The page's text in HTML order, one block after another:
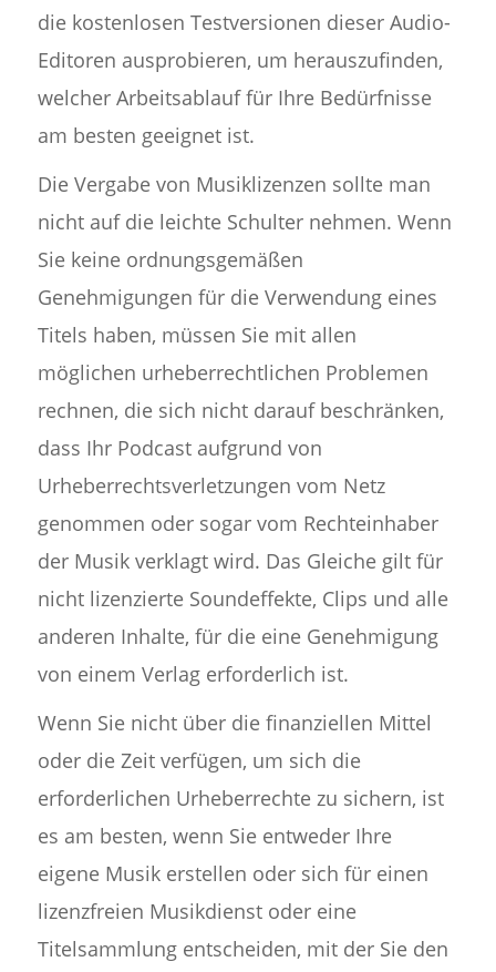
die kostenlosen Testversionen dieser Audio-
Editoren ausprobieren, um herauszufinden,
welcher Arbeitsablauf für Ihre Bedürfnisse
am besten geeignet ist.
Die Vergabe von Musiklizenzen sollte man
nicht auf die leichte Schulter nehmen. Wenn
Sie keine ordnungsgemäßen
Genehmigungen für die Verwendung eines
Titels haben, müssen Sie mit allen
möglichen urheberrechtlichen Problemen
rechnen, die sich nicht darauf beschränken,
dass Ihr Podcast aufgrund von
Urheberrechtsverletzungen vom Netz
genommen oder sogar vom Rechteinhaber
der Musik verklagt wird. Das Gleiche gilt für
nicht lizenzierte Soundeffekte, Clips und alle
anderen Inhalte, für die eine Genehmigung
von einem Verlag erforderlich ist.
Wenn Sie nicht über die finanziellen Mittel
oder die Zeit verfügen, um sich die
erforderlichen Urheberrechte zu sichern, ist
es am besten, wenn Sie entweder Ihre
eigene Musik erstellen oder sich für einen
lizenzfreien Musikdienst oder eine
Titelsammlung entscheiden, mit der Sie den